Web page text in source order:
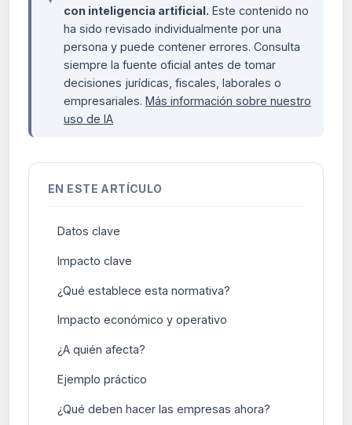
con inteligencia artificial. Este contenido no
ha sido revisado individualmente por una
persona y puede contener errores. Consulta
siempre la fuente oficial antes de tomar
decisiones jurídicas, fiscales, laborales o
empresariales. Más información sobre nuestro
uso de IA
EN ESTE ARTÍCULO
Datos clave
Impacto clave
¿Qué establece esta normativa?
Impacto económico y operativo
¿A quién afecta?
Ejemplo práctico
¿Qué deben hacer las empresas ahora?